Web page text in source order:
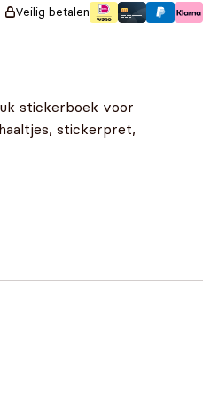
Veilig betalen
stickerboek voor
stickerpret,